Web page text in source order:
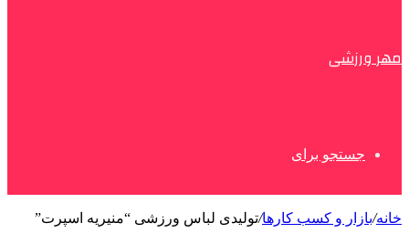
مهر ورزشی
جستجو برای
خانه/بازار و کسب کارها/تولیدی لباس ورزشی “منیریه اسپرت”